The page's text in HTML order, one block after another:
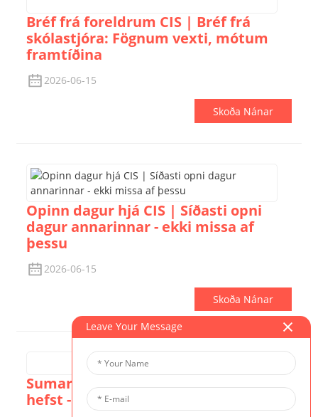
Bréf frá foreldrum CIS | Bréf frá
skólastjóra: Fögnum vexti, mótum
framtíðina
2026-06-15
Skoða Nánar
Opinn dagur hjá CIS | Síðasti opni
dagur annarinnar - ekki missa af
þessu
2026-06-15
Skoða Nánar
Sumarbúðir CIS | Niðurtalningin
hefst - hittu kennarana okkar
Leave Your Message